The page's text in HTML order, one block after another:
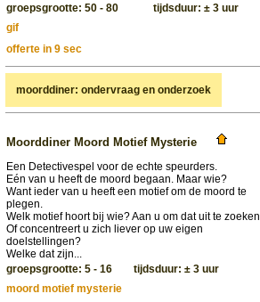
groepsgrootte: 50 - 80 tijdsduur: ± 3 uur
gif
offerte in 9 sec
moorddiner: ondervraag en onderzoek
Moorddiner Moord Motief Mysterie
Een Detectivespel voor de echte speurders.
Eén van u heeft de moord begaan. Maar wie?
Want ieder van u heeft een motief om de moord te
plegen.
Welk motief hoort bij wie? Aan u om dat uit te zoeken.
Of concentreert u zich liever op uw eigen
doelstellingen?
Welke dat zijn...
groepsgrootte: 5 - 16 tijdsduur: ± 3 uur
moord motief mysterie